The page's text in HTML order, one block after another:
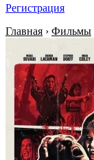
Регистрация
Главная › Фильмы